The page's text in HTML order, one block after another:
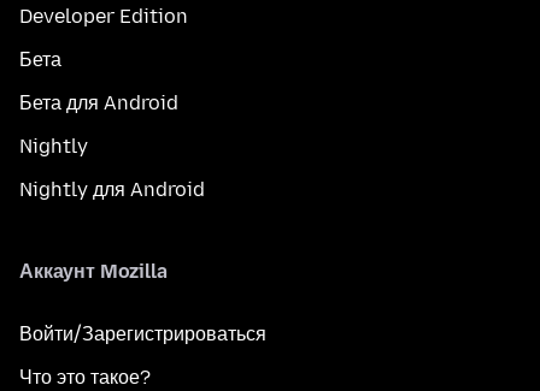
Developer Edition
Бета
Бета для Android
Nightly
Nightly для Android
Аккаунт Mozilla
Войти/Зарегистрироваться
Что это такое?